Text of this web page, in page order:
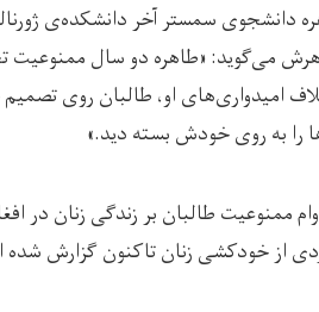
دانشجوی سمستر آخر دانشکده‌ی
می‌گوید: «طاهره دو سال ممنوعیت
امیدواری‌های او، طالبان روی
را به روی خودش بسته دید.»
ممنوعیت طالبان بر زندگی زنان در
از خودکشی زنان تاکنون گزارش